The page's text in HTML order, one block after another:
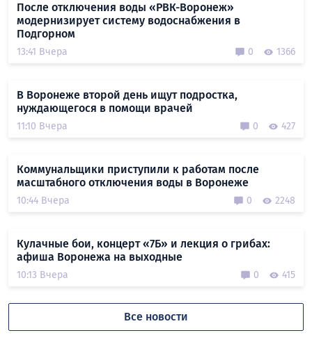
После отключения воды «РВК-Воронеж»
модернизирует систему водоснабжения в
Подгорном
13:41 Вчера 0 1366
В Воронеже второй день ищут подростка,
нуждающегося в помощи врачей
11:10 Вчера 0 427
Коммунальщики приступили к работам после
масштабного отключения воды в Воронеже
10:44 Вчера 0 2248
Кулачные бои, концерт «7Б» и лекция о грибах:
афиша Воронежа на выходные
10:13 Вчера 0 415
Все новости